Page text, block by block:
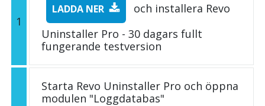
1
LADDA NER
och installera Revo
Uninstaller Pro - 30 dagars fullt
fungerande testversion
Starta Revo Uninstaller Pro och öppna
modulen "Loggdatabas"